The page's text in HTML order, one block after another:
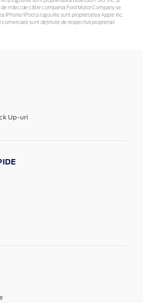
mărci de către compania Ford Motor Company se
iPhone/iPod și logourile sunt proprietatea Apple Inc.
comerciale sunt deținute de respectivii proprietari
Up-uri